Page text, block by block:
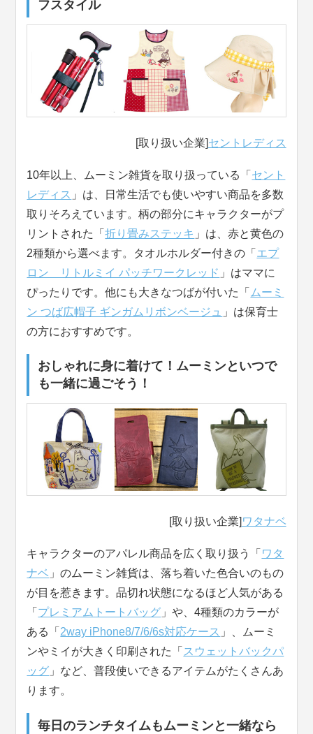
フスタイル
[取り扱い企業]セントレディス
10年以上、ムーミン雑貨を取り扱っている「 セント
レディス 」は、日常生活でも使いやすい商品を多数
取りそろえています。柄の部分にキャラクターがプ
リントされた「折り畳みステッキ 」は、赤と黄色の
2種類から選べます。タオルホルダー付きの「 エプ
ロン リトルミイ パッチワークレッド 」はママに
ぴったりです。他にも大きなつばが付いた「 ムーミ
ン つば広帽子 ギンガムリボンベージュ
」は保育士
の方におすすめです。
おしゃれに身に着けて！ムーミンといつで
も一緒に過ごそう！
[取り扱い企業] ワタナベ
キャラクターのアパレル商品を広く取り扱う「 ワタ
ナベ 」のムーミン雑貨は、落ち着いた色合いのもの
が目を惹きます。品切れ状態になるほど人気がある
「 プレミアムトートバッグ 」や、4種類のカラーが
ある「 2way iPhone8/7/6/6s対応ケース 」、ムーミ
ンやミイが大きく印刷された「 スウェットバックパ
ッグ 」など、普段使いできるアイテムがたくさんあ
ります。
毎日のランチタイムもムーミンと一緒なら